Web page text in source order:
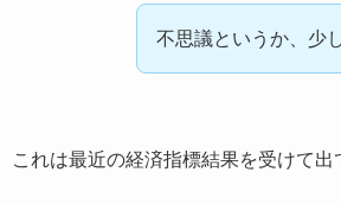
不思議というか、少
れは最近の経済指標結果を受けて出